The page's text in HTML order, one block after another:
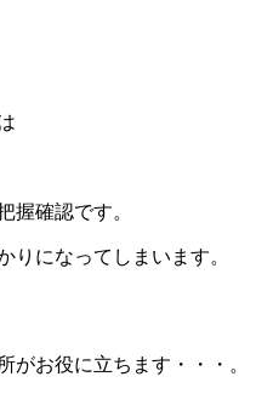
握確認です。
りになってしまいます。
がお役に立ちます・・・。